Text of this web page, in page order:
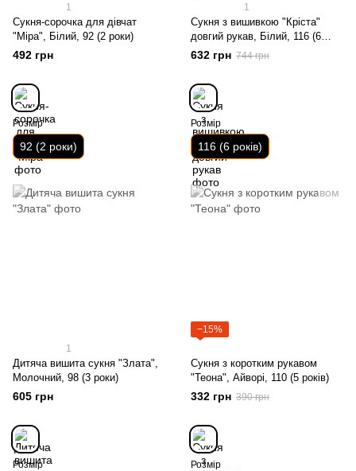
1
Сукня-сорочка для дівчат
"Міра", Білий, 92 (2 роки)
492 грн
Розмір
92 (2 роки)
1
Сукня з вишивкою "Кріста"
довгий рукав, Білий, 116 (6
років)
632 грн 744 грн
Розмір
116 (6 років)
1
Дитяча вишита сукня "Злата",
Молочний, 98 (3 роки)
605 грн
Розмір
−15%
Сукня з коротким рукавом
"Теона", Айворі, 110 (5 років)
332 грн 390 грн
Розмір